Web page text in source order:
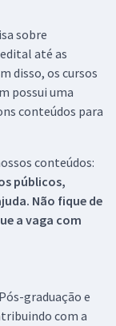
sobre
até as
disso, os cursos
possui uma
conteúdos para
conteúdos:
públicos,
Não fique de
a vaga com
graduação e
com a